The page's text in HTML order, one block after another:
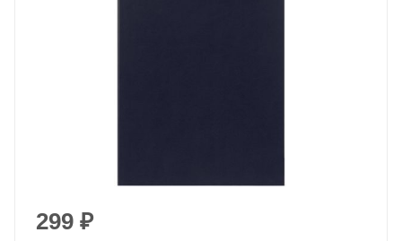
299 ₽